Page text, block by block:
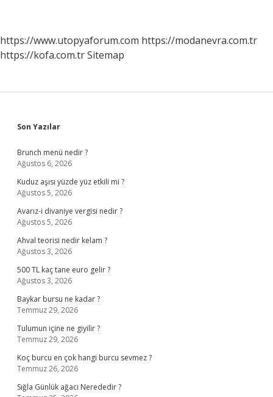
https://www.utopyaforum.com https://modanevra.com.tr
https://kofa.com.trSitemap
Sidebar
Son Yazılar
Brunch menü nedir ?
Ağustos 6, 2026
Kuduz aşısı yüzde yüz etkili mi ?
Ağustos 5, 2026
Avarız-i divaniye vergisi nedir ?
Ağustos 5, 2026
Ahval teorisi nedir kelam ?
Ağustos 3, 2026
500 TL kaç tane euro gelir ?
Ağustos 3, 2026
Baykar bursu ne kadar ?
Temmuz 29, 2026
Tulumun içine ne giyilir ?
Temmuz 29, 2026
Koç burcu en çok hangi burcu sevmez ?
Temmuz 26, 2026
Sığla Günlük ağacı Nerededir ?